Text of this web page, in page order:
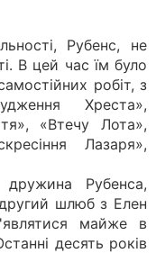
Рубенс, не
В цей час їм було
робіт, з
Хреста»,
«Втечу Лота»,
Лазаря»,
Рубенса,
другий шлюб з Елен
майже в
десять років